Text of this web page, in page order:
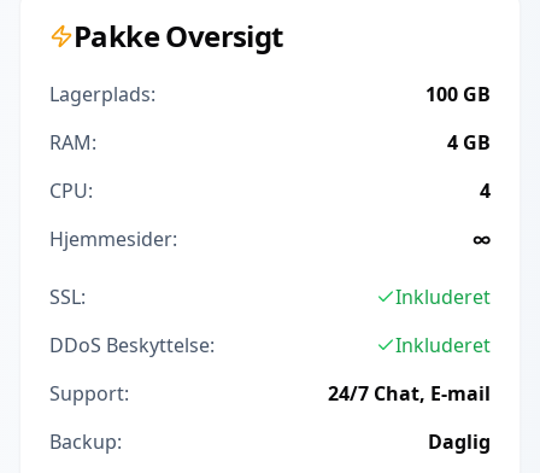
Pakke Oversigt
Lagerplads:
100 GB
RAM:
4 GB
CPU:
4
Hjemmesider:
∞
SSL:
Inkluderet
DDoS Beskyttelse:
Inkluderet
Support:
24/7 Chat, E-mail
Backup:
Daglig